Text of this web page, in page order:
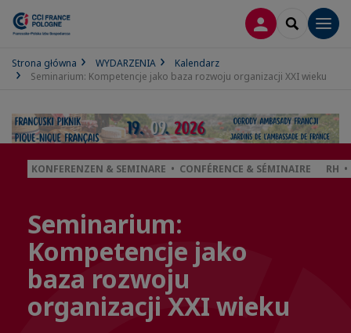
LOGOWANIE
SEARCH
Strona główna WYDARZENIA
Kalendarz
Seminarium: Kompetencje jako baza rozwoju organizacji XXI wieku
KONFERENZEN & SEMINARE • CONFÉRENCE & SÉMINAIRE RH
Seminarium:
Kompetencje jako
baza rozwoju
organizacji XXI wieku